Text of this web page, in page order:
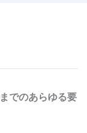
でのあらゆる要